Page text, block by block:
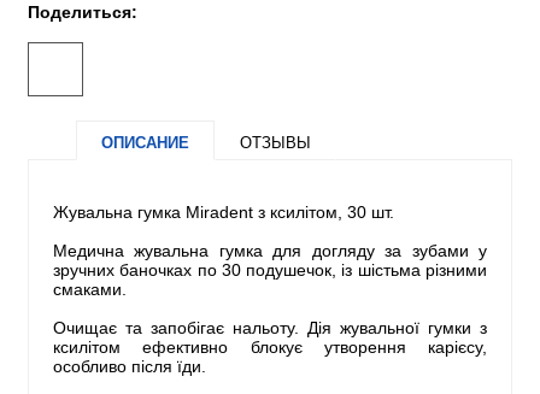
Поделиться:
ОПИСАНИЕ ОТЗЫВЫ
Жувальна гумка Miradent з ксилітом, 30 шт.
Медична жувальна гумка для догляду за зубами у
зручних баночках по 30 подушечок, із шістьма різними
смаками.
Очищає та запобігає нальоту. Дія жувальної гумки з
ксилітом ефективно блокує утворення карієсу,
особливо після їди.